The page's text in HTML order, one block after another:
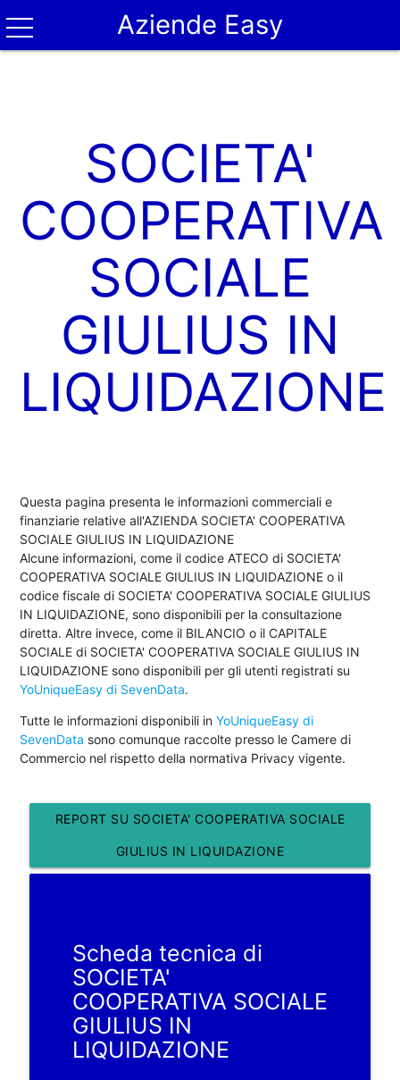
Aziende Easy
SOCIETA'
COOPERATIVA
SOCIALE
GIULIUS IN
LIQUIDAZIONE
Questa pagina presenta le informazioni commerciali e
finanziarie relative all'AZIENDA SOCIETA' COOPERATIVA
SOCIALE GIULIUS IN LIQUIDAZIONE
Alcune informazioni, come il codice ATECO di SOCIETA'
COOPERATIVA SOCIALE GIULIUS IN LIQUIDAZIONE o il
codice fiscale di SOCIETA' COOPERATIVA SOCIALE GIULIUS
IN LIQUIDAZIONE, sono disponibili per la consultazione
diretta. Altre invece, come il BILANCIO o il CAPITALE
SOCIALE di SOCIETA' COOPERATIVA SOCIALE GIULIUS IN
LIQUIDAZIONE sono disponibili per gli utenti registrati su
YoUniqueEasy di SevenData.
Tutte le informazioni disponibili inYoUniqueEasy di
SevenData sono comunque raccolte presso le Camere di
Commercio nel rispetto della normativa Privacy vigente.
REPORT SU SOCIETA' COOPERATIVA SOCIALE
GIULIUS IN LIQUIDAZIONE
Scheda tecnica di
SOCIETA'
COOPERATIVA SOCIALE
GIULIUS IN
LIQUIDAZIONE